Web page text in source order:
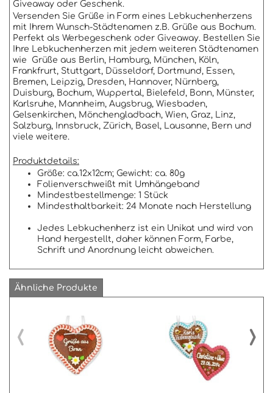
Giveaway oder Geschenk.
Versenden Sie Grüße in Form eines Lebkuchenherzens
mit Ihrem Wunsch-Städtenamen z.B. Grüße aus Bochum.
Perfekt als Werbegeschenk oder Giveaway. Bestellen Sie
Ihre Lebkuchenherzen mit jedem weiteren Städtenamen
wie Grüße aus Berlin, Hamburg, München, Köln,
Frankfrurt, Stuttgart, Düsseldorf, Dortmund, Essen,
Bremen, Leipzig, Dresden, Hannover, Nürnberg,
Duisburg, Bochum, Wuppertal, Bielefeld, Bonn, Münster,
Karlsruhe, Mannheim, Augsbrug, Wiesbaden,
Gelsenkirchen, Mönchengladbach, Wien, Graz, Linz,
Salzburg, Innsbruck, Zürich, Basel, Lausanne, Bern und
viele weitere.
Produktdetails:
Größe: ca.12x12cm; Gewicht: ca. 80g
Folienverschweißt mit Umhängeband
Mindestbestellmenge: 1 Stück
Mindesthaltbarkeit: 24 Monate nach Herstellung
Jedes Lebkuchenherz ist ein Unikat und wird von
Hand hergestellt, daher können Form, Farbe,
Schrift und Anordnung leicht abweichen.
Ähnliche Produkte
‹ ›